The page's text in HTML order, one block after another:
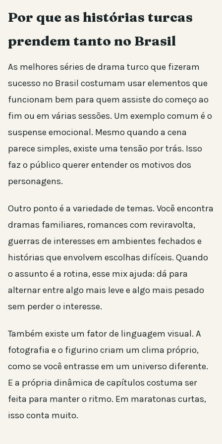
Por que as histórias turcas
prendem tanto no Brasil
As melhores séries de drama turco que fizeram
sucesso no Brasil costumam usar elementos que
funcionam bem para quem assiste do começo ao
fim ou em várias sessões. Um exemplo comum é o
suspense emocional. Mesmo quando a cena
parece simples, existe uma tensão por trás. Isso
faz o público querer entender os motivos dos
personagens.
Outro ponto é a variedade de temas. Você encontra
dramas familiares, romances com reviravolta,
guerras de interesses em ambientes fechados e
histórias que envolvem escolhas difíceis. Quando
o assunto é a rotina, esse mix ajuda: dá para
alternar entre algo mais leve e algo mais pesado
sem perder o interesse.
Também existe um fator de linguagem visual. A
fotografia e o figurino criam um clima próprio,
como se você entrasse em um universo diferente.
E a própria dinâmica de capítulos costuma ser
feita para manter o ritmo. Em maratonas curtas,
isso conta muito.